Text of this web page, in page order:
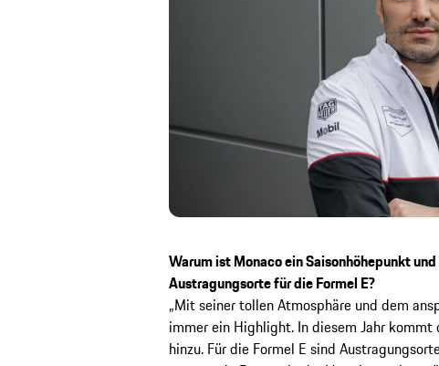
Warum ist Monaco ein Saisonhöhepunkt
Austragungsorte für die Formel E?
„Mit seiner tollen Atmosphäre und dem
immer ein Highlight. In diesem Jahr
hinzu. Für die Formel E sind